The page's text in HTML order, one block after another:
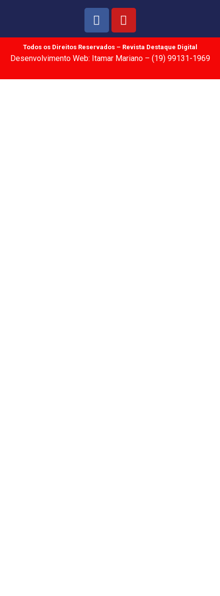
Todos os Direitos Reservados – Revista Destaque Digital
Desenvolvimento Web: Itamar Mariano – (19) 99131-1969